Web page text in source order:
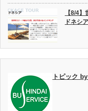
【8/4
ドネシ
トピック